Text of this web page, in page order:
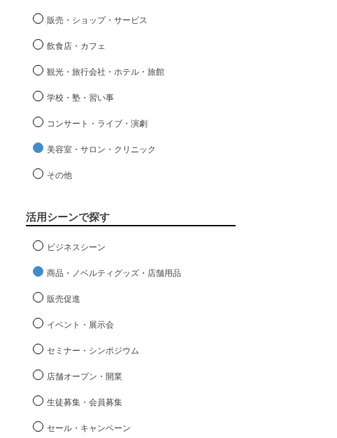
販売・ショップ・サービス
飲食店・カフェ
観光・旅行会社・ホテル・旅館
学校・塾・習い事
コンサート・ライブ・演劇
美容室・サロン・クリニック
その他
活用シーンで探す
ビジネスシーン
商品・ノベルティグッズ・店舗用品
販売促進
イベント・展示会
セミナー・シンポジウム
店舗オープン・開業
生徒募集・会員募集
セール・キャンペーン